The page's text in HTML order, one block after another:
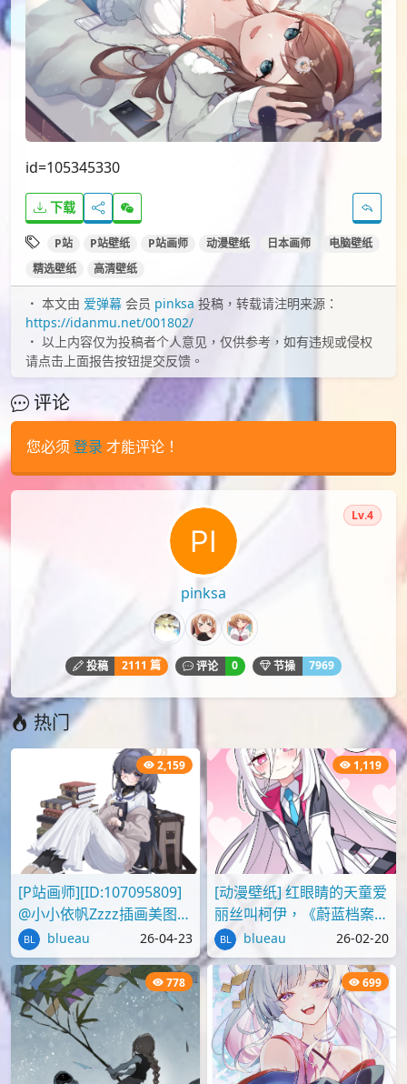
id=105345330
下载
P站 P站壁纸 P站画师 动漫壁纸 日本画师
电脑壁纸
精选壁纸
高清壁纸
本文由 爱弹幕 会员 pinksa 投稿，转载请注明来源：
https://idanmu.net/001802/
以上内容仅为投稿者个人意见，仅供参考，如有违规或侵权
请点击上面报告按钮提交反馈。
评论
您必须 登录 才能评论！
pinksa
Lv.4
投稿 2111 篇 评论 0 节操 7969
热门
2,159
[P站画师][ID:107095809]
@小小依帆Zzzz插画美图作
品推荐blueau 26-04-23
1,119
[动漫壁纸] 红眼睛的天童爱
丽丝叫柯伊，《蔚蓝档案》
壁纸图片分享
blueau 26-02-20
778 699